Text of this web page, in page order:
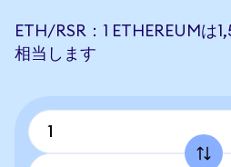
ETH/RSR：1 ETHEREUMは
相当します